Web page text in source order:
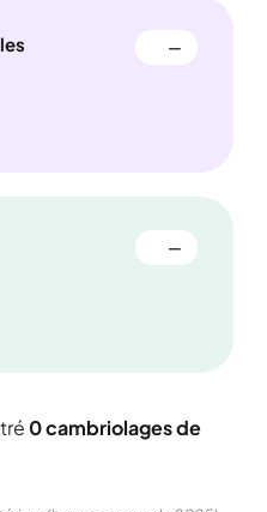
—
—
0 cambriolages de